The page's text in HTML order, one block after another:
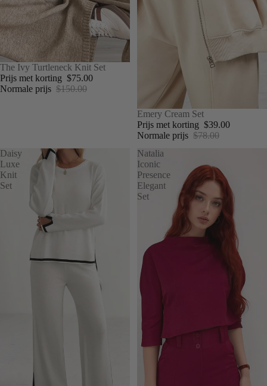
UITVERKOOP
The Ivy Turtleneck Knit Set
Prijs met korting $75.00
Normale prijs $150.00
UITVERKOOP
Emery Cream Set
Prijs met korting $39.00
Normale prijs $78.00
Daisy
Luxe
Knit
Set
Natalia
Iconic
Presence
Elegant
Set